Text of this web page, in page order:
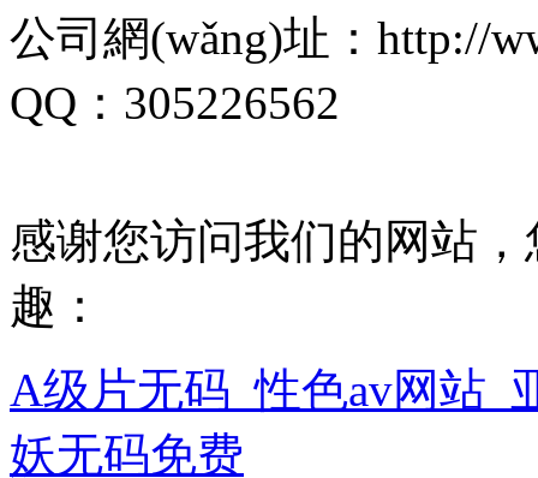
公司網(wǎng)址：http://
QQ：305226562
感谢您访问我们的网站
趣：
A级片无码_性色av网站_
妖无码免费